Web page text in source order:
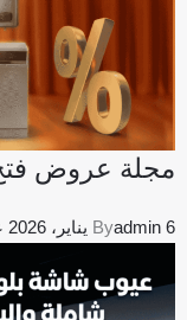
مجلة عروض فتح
Byadmin 6 يناير، 2026